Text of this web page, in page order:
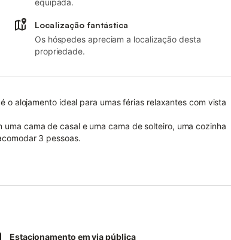
equipada.
Localização fantástica
Os hóspedes apreciam a localização desta
propriedade.
alojamento ideal para umas férias relaxantes com vista
cama de casal e uma cama de solteiro, uma cozinha
3 pessoas.
e acesso a transportes públicos, é acessível a pé
Estacionamento em via pública